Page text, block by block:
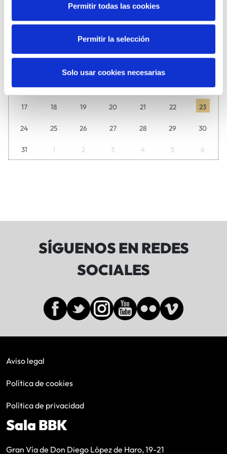
Permitir todas las cookies
Permitir la selección
Solo usar cookies necesarias
Descubre aquí día a día lo que tenemos preparado para ti.
L M M J V S D
29 30 31
10 11 12 13 14 15 16
17 18 19 20 21 22 23
24 25 26 27 28 29 30
31 1 2 3 4 5 6
SÍGUENOS EN REDES
SOCIALES
Aviso legal
Política de cookies
Política de privacidad
Sala BBK
Gran Vía de Don Diego López de Haro, 19-21